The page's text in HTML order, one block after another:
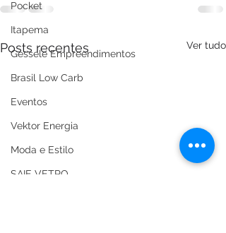
Pocket
Itapema
Gessele Empreendimentos
Brasil Low Carb
Eventos
Vektor Energia
Moda e Estilo
SAIE VETRO
Posts recentes Ver tudo